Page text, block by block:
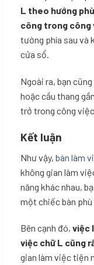
L theo hướng
công trong công
tường phía sau và
cửa sổ.
Ngoài ra, bạn
hoặc cầu thang
trở trong công việc.
Kết luận
Như vậy, bàn làm
không gian làm
năng khác nhau,
một chiếc bàn phù
Bên cạnh đó, việc
việc chữ L cũng
gian làm việc tiện